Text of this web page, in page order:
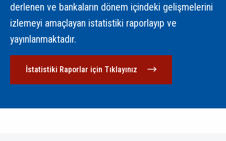
derlenen ve bankaların dönem içindeki gelişmelerini
izlemeyi amaçlayan istatistiki raporlayıp ve
yayınlanmaktadır.
İstatistiki Raporlar için Tıklayınız